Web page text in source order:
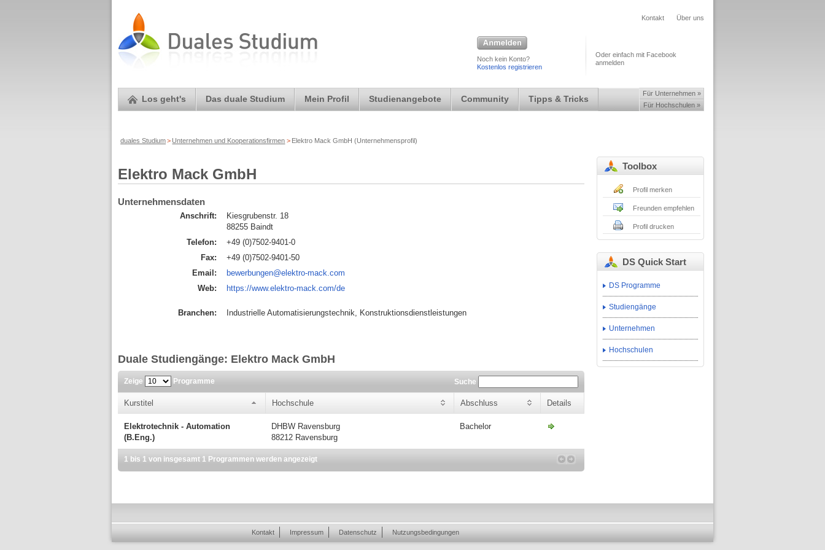
Kontakt Über uns
Noch kein Konto?
Kostenlos registrieren
Oder einfach mit Facebook
anmelden
Los geht's Das duale Studium Mein Profil Studienangebote Community Tipps & Tricks
Für Unternehmen »
Für Hochschulen »
duales Studium> Unternehmen und Kooperationsfirmen > Elektro Mack GmbH (Unternehmensprofil)
Elektro Mack GmbH
Unternehmensdaten
Anschrift:
Kiesgrubenstr. 18
88255 Baindt
Telefon:
+49 (0)7502-9401-0
Fax:
+49 (0)7502-9401-50
Email:
bewerbungen@elektro-mack.com
Web:
https://www.elektro-mack.com/de
Branchen: Industrielle Automatisierungstechnik, Konstruktionsdienstleistungen
Duale Studiengänge: Elektro Mack GmbH
Zeige Programme Suche
Kurstitel Hochschule Abschluss Details
Elektrotechnik - Automation
(B.Eng.)
DHBW Ravensburg
88212 Ravensburg
Bachelor
1 bis 1 von insgesamt 1 Programmen werden angezeigt
Toolbox
Profil merken
Freunden empfehlen
Profil drucken
DS Quick Start
DS Programme
Studiengänge
Unternehmen
Hochschulen
Kontakt Impressum Datenschutz Nutzungsbedingungen